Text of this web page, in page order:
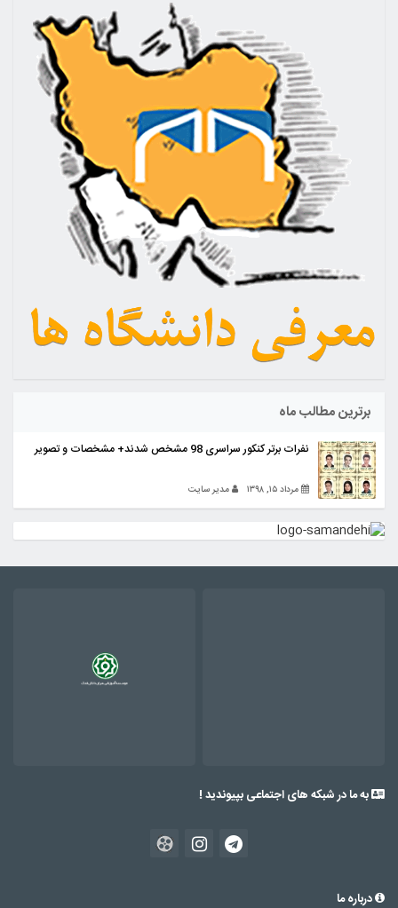
برترین مطالب ماه
نفرات برتر کنکور سراسری 98 مشخص شدند+ مشخصات و تصویر
مرداد ۱۵, ۱۳۹۸ مدیر سایت
به ما در شبکه های اجتماعی بپیوندید !
درباره ما